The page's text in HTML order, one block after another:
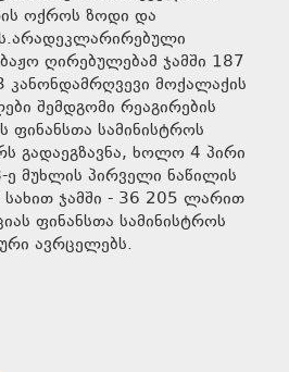
ოქროს ზოდი და
ღირებულებამ ჯამში 187
მოქალაქის
შემდგომი რეაგირების
ფინანსთა სამინისტროს
გადაეგზავნა, ხოლო 4 პირი
ე მუხლის პირველი ნაწილის
სახით ჯამში - 36 205 ლარით
ფინანსთა სამინისტროს
ავრცელებს.